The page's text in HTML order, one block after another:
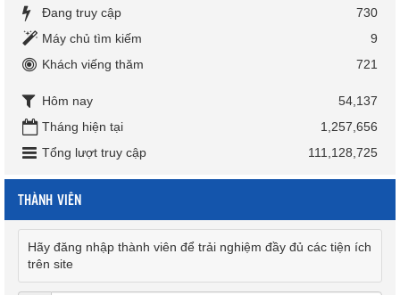
Đang truy cập
730
Máy chủ tìm kiếm
9
Khách viếng thăm
721
Hôm nay
54,137
Tháng hiện tại
1,257,656
Tổng lượt truy cập
111,128,725
THÀNH VIÊN
Hãy đăng nhập thành viên để trải nghiệm đầy đủ các tiện ích
trên site